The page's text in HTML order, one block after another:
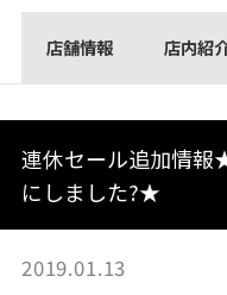
店舗情報 店内紹
連休セール追加情報
にしました?★
2019.01.13